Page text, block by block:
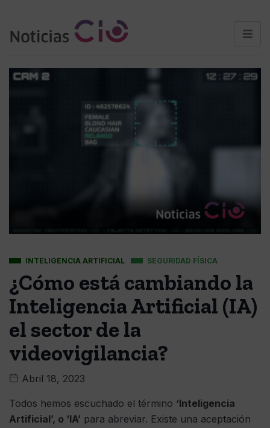
INTELIGENCIA ARTIFICIAL SEGURIDAD FÍSICA
¿Cómo está cambiando la
Inteligencia Artificial (IA)
el sector de la
videovigilancia?
Abril 18, 2023
Todos hemos escuchado el término ‘Inteligencia
Artificial’, o ‘IA’ para abreviar. Existe una aceptación